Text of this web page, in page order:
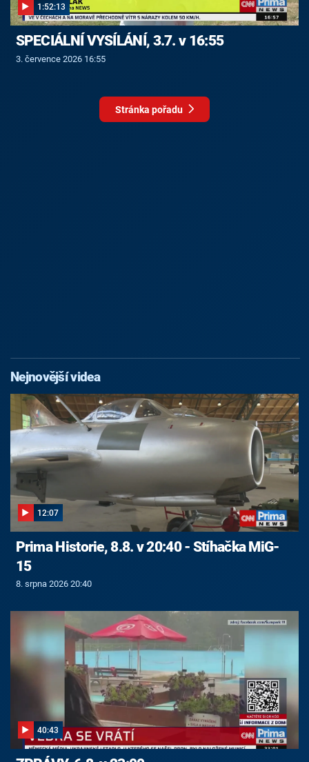
1:52:13
SPECIÁLNÍ VYSÍLÁNÍ, 3.7. v 16:55
3. července 2026 16:55
Stránka pořadu
Nejnovější videa
12:07
Prima Historie, 8.8. v 20:40 - Stíhačka MiG-
15
8. srpna 2026 20:40
40:43